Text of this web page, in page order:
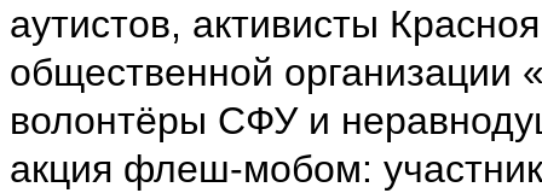
аутистов, активисты
общественной организации
волонтёры СФУ и
акция флеш-мобом: